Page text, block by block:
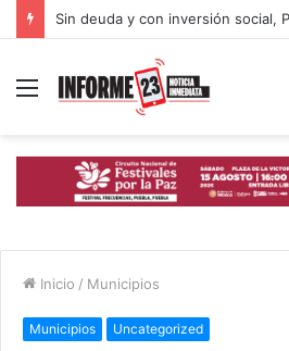
Menú
Inicio / Municipios
Municipios Uncategorized